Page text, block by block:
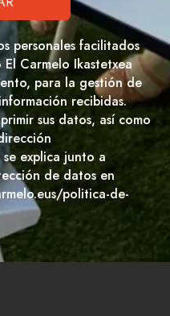
personales facilitados
Carmelo Ikastetxea
para la gestión de
recibidas.
sus datos, así como
explica junto a
de datos en
politica-de-